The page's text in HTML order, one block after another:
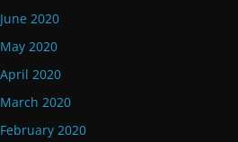
June 2020
May 2020
April 2020
March 2020
February 2020